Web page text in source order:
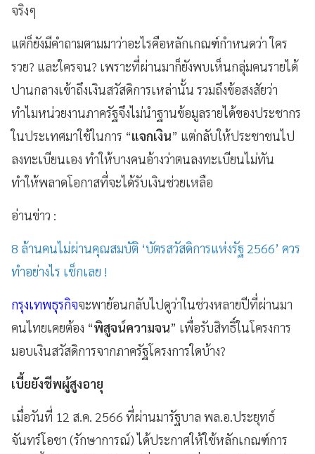
จริงๆ
แต่ก็ยังมีคำถามตามมาว่าอะไรคือหลักเกณฑ์กำหนดว่า ใคร
รวย? และใครจน? เพราะที่ผ่านมาก็ยังพบเห็นกลุ่มคนรายได้
ปานกลางเข้าถึงเงินสวัสดิการเหล่านั้น รวมถึงข้อสงสัยว่า
ทำไมหน่วยงานภาครัฐจึงไม่นำฐานข้อมูลรายได้ของประชากร
ในประเทศมาใช้ในการ “แจกเงิน” แต่กลับให้ประชาชนไป
ลงทะเบียนเอง ทำให้บางคนอ้างว่าตนลงทะเบียนไม่ทัน
ทำให้พลาดโอกาสที่จะได้รับเงินช่วยเหลือ
อ่านข่าว :
8 ล้านคนไม่ผ่านคุณสมบัติ ‘บัตรสวัสดิการแห่งรัฐ 2566’ ควร
ทำอย่างไร เช็กเลย !
กรุงเทพธุรกิจจะพาย้อนกลับไปดูว่าในช่วงหลายปีที่ผ่านมา
คนไทยเคยต้อง “พิสูจน์ความจน” เพื่อรับสิทธิ์ในโครงการ
มอบเงินสวัสดิการจากภาครัฐโครงการใดบ้าง?
เบี้ยยังชีพผู้สูงอายุ
เมื่อวันที่ 12 ส.ค. 2566 ที่ผ่านมารัฐบาล พล.อ.ประยุทธ์
จันทร์โอชา (รักษาการณ์) ได้ประกาศให้ใช้หลักเกณฑ์การ